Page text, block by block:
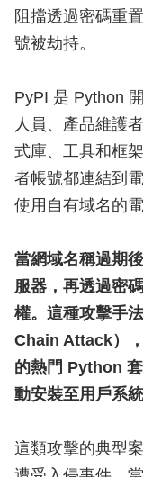
阻擋透過密碼重
號被劫持。
PyPI 是 Python
人員、產品維護
式庫、工具和框
者帳號都連結到
使用自有域名的電
當網域名稱過期
服器，再透過密
權。這種攻擊手
Chain Attack）
的熱門 Python
動安裝至用戶系統
這類攻擊的典型